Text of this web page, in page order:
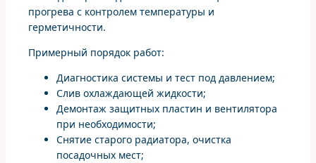
прогрева с контролем температуры и
герметичности.
Примерный порядок работ:
Диагностика системы и тест под давлением;
Слив охлаждающей жидкости;
Демонтаж защитных пластин и вентилятора
при необходимости;
Снятие старого радиатора, очистка
посадочных мест;